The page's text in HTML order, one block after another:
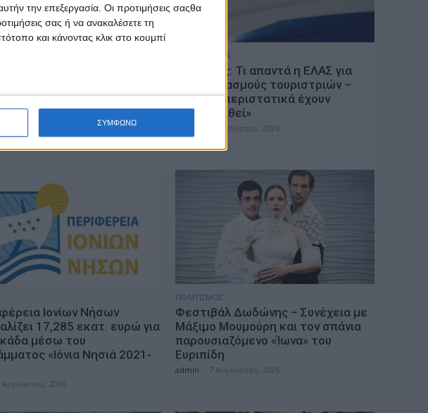
την επεξεργασία. Οι προτιμήσεις σαςθα
σας ή να ανακαλέσετε τη
και κάνοντας κλικ στο κουμπί
ΣΥΜΦΩΝΩ
2027
ΕΠΙΚΑΙΡΟΤΗΤΑ
Ζάκυνθος: Τι απαντά η ΕΛΑΣ για
τους 8 βιασμούς τουριστριών –
«Μόνο 3 περιστατικά έχουν
καταγγελθεί»
7 Αυγούστου, 2026
Ιονίων Νήσων
17,285 εκατ. ευρώ για
μέσω του
«Ιόνια Νησιά 2021-
Αυγούστου, 2026
ΠΟΛΙΤΙΣΜΟΣ
Φεστιβάλ Δωδώνης – Συνέχεια με
Μάξιμο Μουμούρη και τον σπάνια
παρουσιαζόμενο «Ίωνα» του
Ευριπίδη
admin 7 Αυγούστου, 2026